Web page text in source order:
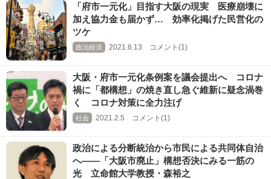
「府市一元化」目指す大阪の現実 医療崩壊に
加え協力金も届かず… 効率化掲げた民営化の
ツケ
政治経済 2021.6.13 コメント(1)
大阪・府市一元化条例案を議会提出へ コロナ
禍に「都構想」の焼き直し急ぐ維新に疑念渦巻
く コロナ対策に全力注げ
社会 2021.2.5 コメント(1)
政治による分断統治から市民による共同体自治
へ――「大阪市廃止」構想否決にみる一筋の
光 立命館大学教授・森裕之